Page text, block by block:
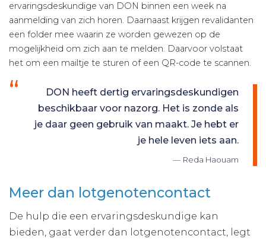
ervaringsdeskundige van DON binnen een week na
aanmelding van zich horen. Daarnaast krijgen revalidanten
een folder mee waarin ze worden gewezen op de
mogelijkheid om zich aan te melden. Daarvoor volstaat
het om een mailtje te sturen of een QR-code te scannen.
DON heeft dertig ervaringsdeskundigen
beschikbaar voor nazorg. Het is zonde als
je daar geen gebruik van maakt. Je hebt er
je hele leven iets aan.
Reda Haouam
Meer dan lotgenotencontact
De hulp die een ervaringsdeskundige kan
bieden, gaat verder dan lotgenotencontact, legt